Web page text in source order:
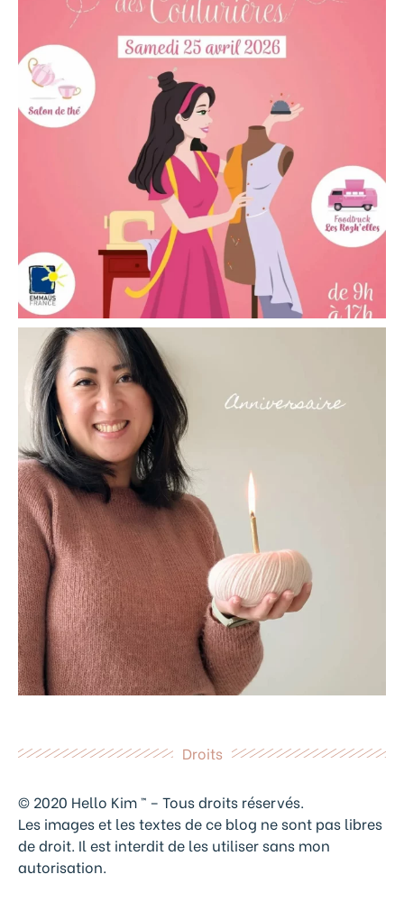
Droits
© 2020 Hello Kim ™ – Tous droits réservés.
Les images et les textes de ce blog ne sont pas libres
de droit. Il est interdit de les utiliser sans mon
autorisation.